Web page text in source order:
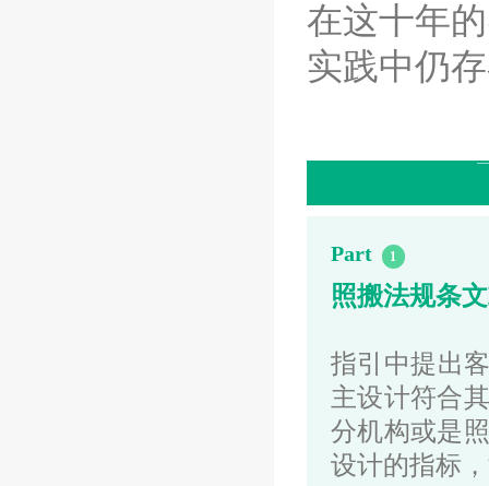
在这十年
实践中仍
Part 1
照搬法规条
指引中提出
主设计符合
分机构或是
设计的指标